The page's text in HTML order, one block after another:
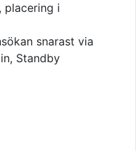
placering i
snarast via
Standby